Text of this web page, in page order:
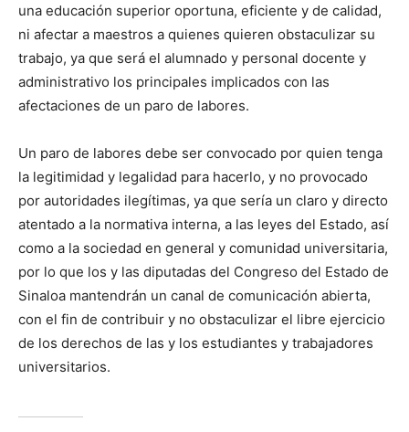
una educación superior oportuna, eficiente y de calidad,
ni afectar a maestros a quienes quieren obstaculizar su
trabajo, ya que será el alumnado y personal docente y
administrativo los principales implicados con las
afectaciones de un paro de labores.
Un paro de labores debe ser convocado por quien tenga
la legitimidad y legalidad para hacerlo, y no provocado
por autoridades ilegítimas, ya que sería un claro y directo
atentado a la normativa interna, a las leyes del Estado, así
como a la sociedad en general y comunidad universitaria,
por lo que los y las diputadas del Congreso del Estado de
Sinaloa mantendrán un canal de comunicación abierta,
con el fin de contribuir y no obstaculizar el libre ejercicio
de los derechos de las y los estudiantes y trabajadores
universitarios.